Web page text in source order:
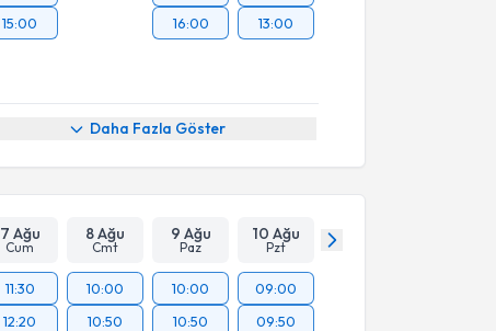
15:00
16:00
13:00
Daha Fazla Göster
7 Ağu
Cum
8 Ağu
Cmt
9 Ağu
Paz
10 Ağu
Pzt
11:30
12:20
10:00
10:50
10:00
10:50
09:00
09:50